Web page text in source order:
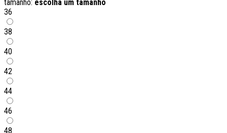
tamanho: escolha um tamanho
36
38
40
42
44
46
48